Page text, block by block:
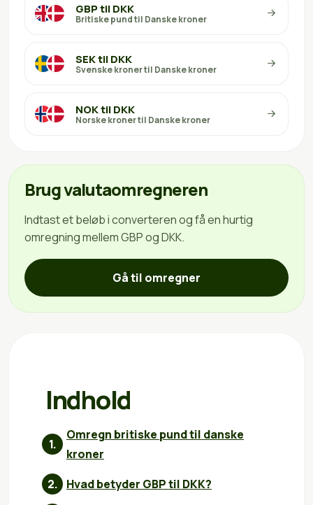
GBP til DKK
Britiske pund til Danske kroner
SEK til DKK
Svenske kroner til Danske kroner
NOK til DKK
Norske kroner til Danske kroner
Brug valutaomregneren
Indtast et beløb i converteren og få en hurtig
omregning mellem GBP og DKK.
Gå til omregner
Indhold
Omregn britiske pund til danske
kroner
Hvad betyder GBP til DKK?